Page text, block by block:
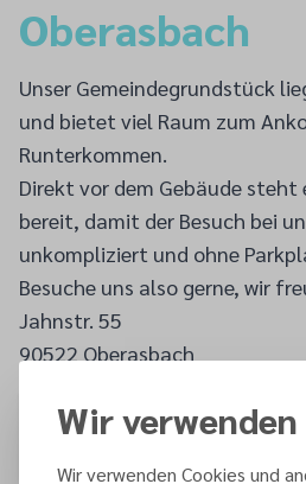
Oberasbach
Unser Gemeindegrundstück
und bietet viel Raum zum
Runterkommen.
Direkt vor dem Gebäude steht
bereit, damit der Besuch bei
unkompliziert und ohne
Besuche uns also gerne, wir
Jahnstr. 55
90522 Oberasbach
Wir
Wir verwenden Cookies und